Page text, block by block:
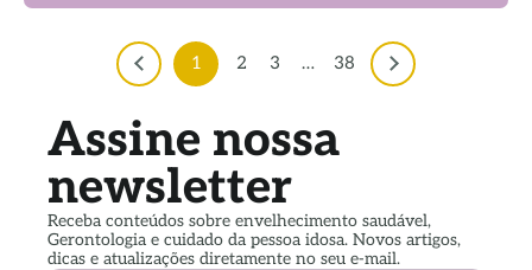
1 2 3 … 38
Assine nossa
newsletter
Receba conteúdos sobre envelhecimento saudável,
Gerontologia e cuidado da pessoa idosa. Novos artigos,
dicas e atualizações diretamente no seu e-mail.